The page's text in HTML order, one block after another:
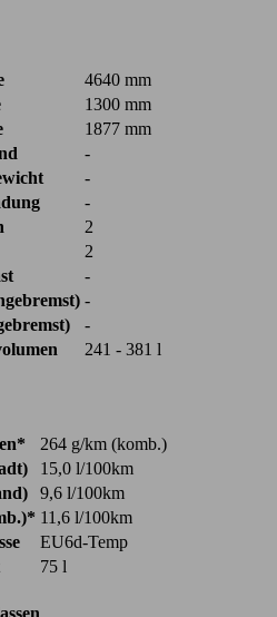
4640 mm
1300 mm
1877 mm
-
-
-
2
2
-
-
-
241 - 381 l
264 g/km (komb.)
15,0 l/100km
9,6 l/100km
11,6 l/100km
EU6d-Temp
75 l